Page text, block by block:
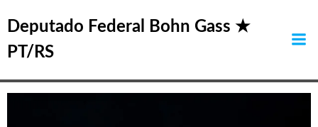
para
Deputado Federal Bohn Gass ★
PT/RS
Posts in outubro 28,